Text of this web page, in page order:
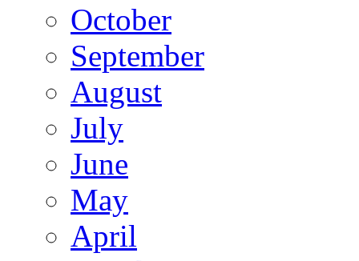
October
September
August
July
June
May
April